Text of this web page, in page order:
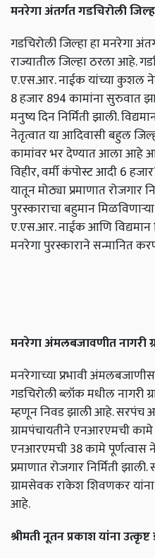
मनरेगा अंतर्गत गडचिरोली
गडचिरोली जिल्हा हा मनरेगा
राज्यातील जिल्हा ठरला आहे.
ए.एस.आर. नाईक यांच्या कुशल
8 हजार 894 कामांना सुरुवात
मनुष्य दिन निर्मिती झाली.
नेतृत्वात या आदिवासी बहुल
कामांवर भर देण्यात आला आहे
विहीर, वर्मी कंपोस्ट आदी 6
यातून मोठ्या प्रमाणात रोजगार
पुरस्काराचा बहुमान
ए.एस.आर. नाईक आणि विद्यमान
मनरेगा पुरस्काराने सन्मानित
मनरेगा अंमलबजावणीत नागरी
मनरेगाच्या प्रभावी
गडचिरोली ब्लॉक मधील नागरी
म्हणून निवड झाली आहे. सरपंच
ग्रामपंचायतीने एनआरएमची
एनआरएमची 38 कामे पूर्णत्वास
प्रमाणात रोजगार निर्मिती
ग्रामसेवक राकेश शिवणकर
आहे.
श्रीमती नूतन प्रकाश यांना